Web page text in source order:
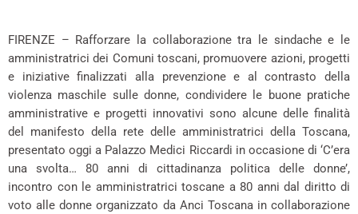
FIRENZE – Rafforzare la collaborazione tra le sindache e le
amministratrici dei Comuni toscani, promuovere azioni, progetti
e iniziative finalizzati alla prevenzione e al contrasto della
violenza maschile sulle donne, condividere le buone pratiche
amministrative e progetti innovativi sono alcune delle finalità
del manifesto della rete delle amministratrici della Toscana,
presentato oggi a Palazzo Medici Riccardi in occasione di ‘C’era
una svolta… 80 anni di cittadinanza politica delle donne’,
incontro con le amministratrici toscane a 80 anni dal diritto di
voto alle donne organizzato da Anci Toscana in collaborazione